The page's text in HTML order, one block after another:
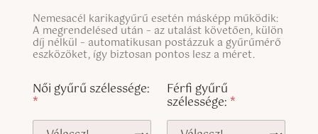
n
e
T
e
t
e
L
i
n
e
e
x
t
S
i
n
g
e
L
n
Nemesacél karikagyűrű esetén másképp működik:
A megrendelésed után – az utalást követően, külön
díj nélkül – automatikusan postázzuk a gyűrűmérő
eszközöket, így biztosan pontos lesz a méret.
Női gyűrű szélessége:
*
Férfi gyűrű
szélessége: *